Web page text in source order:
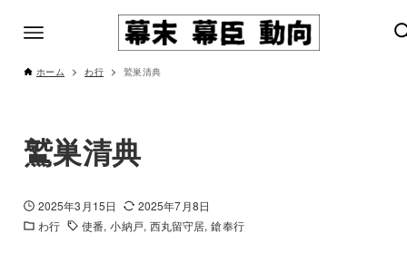
ホーム わ行 鷲巣清典
鷲巣清典
2025年3月15日
2025年7月8日
わ行
使番 小納戸 西丸留守居 鎗奉行